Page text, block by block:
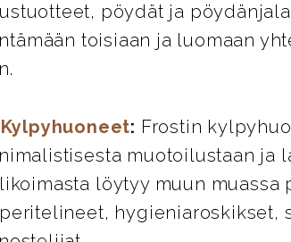
pöydät ja
toisiaan ja luomaan
Kylpyhuoneet: Frostin
muotoilustaan ja
löytyy muun muassa
hygieniaroskikset,